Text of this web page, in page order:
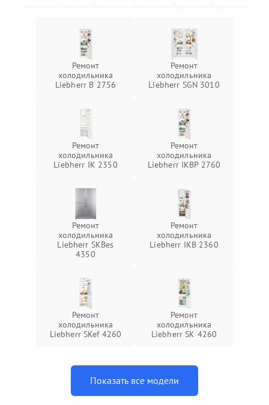
Ремонт
холодильника
Liebherr B 2756
Ремонт
холодильника
Liebherr SGN 3010
Ремонт
холодильника
Liebherr IK 2350
Ремонт
холодильника
Liebherr IKBP 2760
Ремонт
холодильника
Liebherr SKBes
4350
Ремонт
холодильника
Liebherr IKB 2360
Ремонт
холодильника
Liebherr SKef 4260
Ремонт
холодильника
Liebherr SK 4260
Показать все модели